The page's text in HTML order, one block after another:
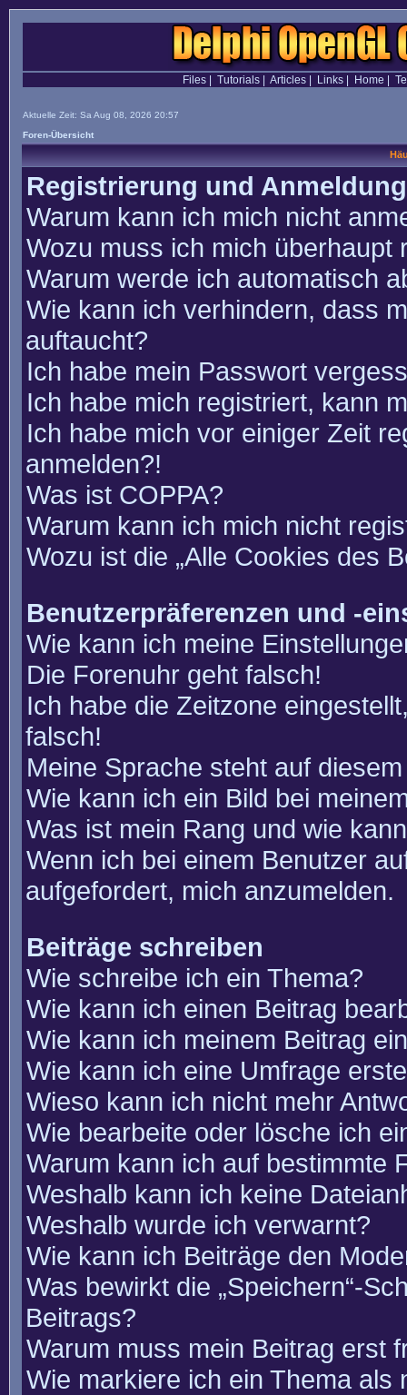
Files| Tutorials| Articles| Links| Home
Aktuelle Zeit: Sa Aug 08, 2026 20:57
Foren-Übersicht
Registrierung und Anmeldung
Warum kann ich mich nicht
Wozu muss ich mich überhaupt
Warum werde ich automatisch
Wie kann ich verhindern, dass
auftaucht?
Ich habe mein Passwort
Ich habe mich registriert, kann
Ich habe mich vor einiger Zeit
anmelden?!
Was ist COPPA?
Warum kann ich mich nicht
Wozu ist die „Alle Cookies des
Benutzerpräferenzen und -
Wie kann ich meine
Die Forenuhr geht falsch!
Ich habe die Zeitzone
falsch!
Meine Sprache steht auf
Wie kann ich ein Bild bei
Was ist mein Rang und wie
Wenn ich bei einem Benutzer
aufgefordert, mich anzumelden.
Beiträge schreiben
Wie schreibe ich ein Thema?
Wie kann ich einen Beitrag
Wie kann ich meinem Beitrag
Wie kann ich eine Umfrage
Wieso kann ich nicht mehr
Wie bearbeite oder lösche ich
Warum kann ich auf bestimmte
Weshalb kann ich keine
Weshalb wurde ich verwarnt?
Wie kann ich Beiträge den
Was bewirkt die „Speichern“-
Beitrags?
Warum muss mein Beitrag erst
Wie markiere ich ein Thema als